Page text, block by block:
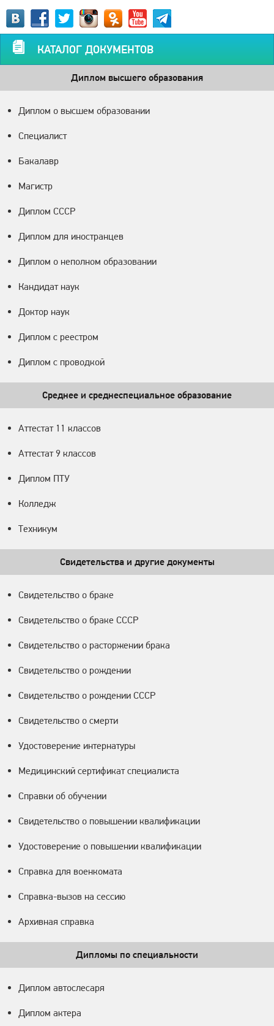
КАТАЛОГ ДОКУМЕНТОВ
Диплом высшего образования
Диплом о высшем образовании
Специалист
Бакалавр
Магистр
Диплом СССР
Диплом для иностранцев
Диплом о неполном образовании
Кандидат наук
Доктор наук
Диплом с реестром
Диплом с проводкой
Среднее и среднеспециальное образование
Аттестат 11 классов
Аттестат 9 классов
Диплом ПТУ
Колледж
Техникум
Свидетельства и другие документы
Свидетельство о браке
Свидетельство о браке СССР
Свидетельство о расторжении брака
Свидетельство о рождении
Свидетельство о рождении СССР
Свидетельство о смерти
Удостоверение интернатуры
Медицинский сертификат специалиста
Справки об обучении
Свидетельство о повышении квалификации
Удостоверение о повышении квалификации
Справка для военкомата
Справка-вызов на сессию
Архивная справка
Дипломы по специальности
Диплом автослесаря
Диплом актера